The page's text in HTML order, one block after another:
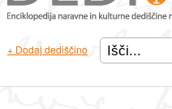
+ Dodaj dediščino